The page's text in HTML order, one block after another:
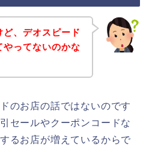
、デオスピード
ってないのかな
のお店の話ではないのです
セールやクーポンコードな
るお店が増えているからで